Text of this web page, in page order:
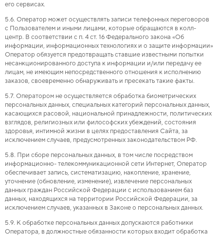
его сервисах.
5.6. Оператор может осуществлять записи телефонных переговоров
с Пользователем и иными лицами, которые обращаются в колл-
центр. В соответствии с п. 4 ст. 16 Федерального закона «Об
информации, информационных технологиях и о защите информации»
Оператор обязуется предотвращать ставшие известными попытки
несанкционированного доступа к информации и/или передачу ее
лицам, не имеющим непосредственного отношения к исполнению
заказов, своевременно обнаруживать и пресекать такие факты.
5.7. Оператором не осуществляется обработка биометрических
персональных данных, специальных категорий персональных данных,
касающихся расовой, национальной принадлежности, политических
взглядов, религиозных или философских убеждений, состояния
здоровья, интимной жизни в целях предоставления Сайта, за
исключением случаев, предусмотренных законодательством РФ.
5.8. При сборе персональных данных, в том числе посредством
информационно- телекоммуникационной сети Интернет, Оператор
обеспечивает запись, систематизацию, накопление, хранение,
уточнение (обновление, изменение), извлечение персональных
данных граждан Российской Федерации с использованием баз
данных, находящихся на территории Российской Федерации, за
исключением случаев, указанных в Законе о персональных данных.
5.9. К обработке персональных данных допускаются работники
Оператора, в должностные обязанности которых входит обработка